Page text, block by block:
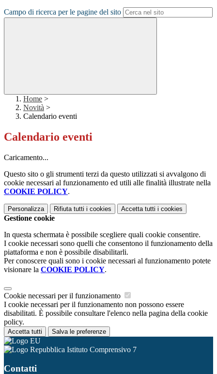
Campo di ricerca per le pagine del sito
Home >
Novità >
Calendario eventi
Calendario eventi
Caricamento...
Questo sito o gli strumenti terzi da questo utilizzati si avvalgono di
cookie necessari al funzionamento ed utili alle finalità illustrate nella
COOKIE POLICY.
Personalizza Rifiuta tutti i cookies Accetta tutti i cookies
Gestione cookie
In questa schermata è possibile scegliere quali cookie consentire.
I cookie necessari sono quelli che consentono il funzionamento della
piattaforma e non è possibile disabilitarli.
Per conoscere quali sono i cookie necessari al funzionamento potete
visionare la COOKIE POLICY.
Cookie necessari per il funzionamento
I cookie necessari per il funzionamento non possono essere
disabilitati. È possibile consultare l'elenco nella pagina della cookie
policy.
Accetta tutti Salva le preferenze
Istituto Comprensivo 7
Contatti